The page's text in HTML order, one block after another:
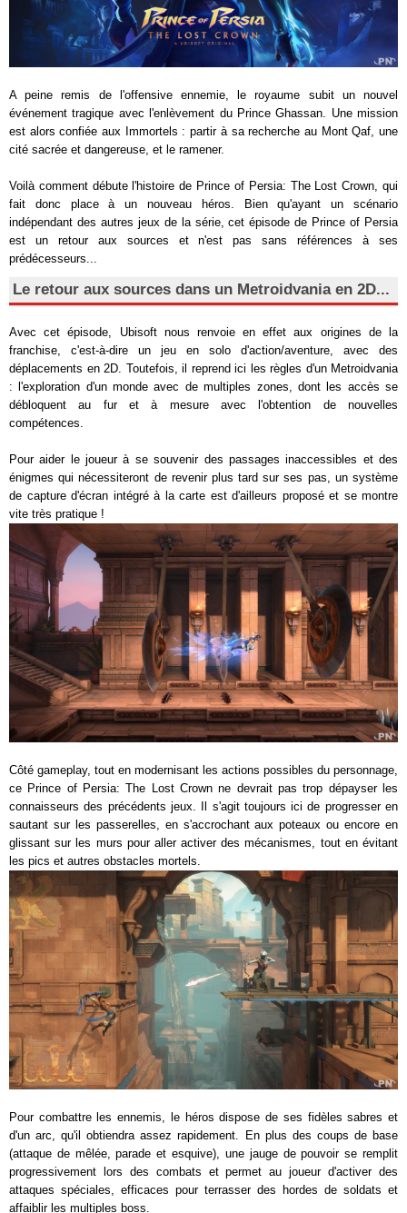
A peine remis de l'offensive ennemie, le royaume subit un nouvel
événement tragique avec l'enlèvement du Prince Ghassan. Une mission
est alors confiée aux Immortels : partir à sa recherche au Mont Qaf, une
cité sacrée et dangereuse, et le ramener.
Voilà comment débute l'histoire de Prince of Persia: The Lost Crown, qui
fait donc place à un nouveau héros. Bien qu'ayant un scénario
indépendant des autres jeux de la série, cet épisode de Prince of Persia
est un retour aux sources et n'est pas sans références à ses
prédécesseurs...
Le retour aux sources dans un Metroidvania en 2D...
Avec cet épisode, Ubisoft nous renvoie en effet aux origines de la
franchise, c'est-à-dire un jeu en solo d'action/aventure, avec des
déplacements en 2D. Toutefois, il reprend ici les règles d'un Metroidvania
: l'exploration d'un monde avec de multiples zones, dont les accès se
débloquent au fur et à mesure avec l'obtention de nouvelles
compétences.
Pour aider le joueur à se souvenir des passages inaccessibles et des
énigmes qui nécessiteront de revenir plus tard sur ses pas, un système
de capture d'écran intégré à la carte est d'ailleurs proposé et se montre
vite très pratique !
Côté gameplay, tout en modernisant les actions possibles du personnage,
ce Prince of Persia: The Lost Crown ne devrait pas trop dépayser les
connaisseurs des précédents jeux. Il s'agit toujours ici de progresser en
sautant sur les passerelles, en s'accrochant aux poteaux ou encore en
glissant sur les murs pour aller activer des mécanismes, tout en évitant
les pics et autres obstacles mortels.
Pour combattre les ennemis, le héros dispose de ses fidèles sabres et
d'un arc, qu'il obtiendra assez rapidement. En plus des coups de base
(attaque de mêlée, parade et esquive), une jauge de pouvoir se remplit
progressivement lors des combats et permet au joueur d'activer des
attaques spéciales, efficaces pour terrasser des hordes de soldats et
affaiblir les multiples boss.